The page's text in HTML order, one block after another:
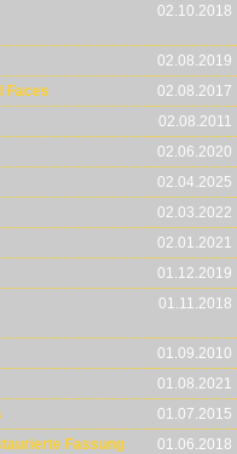
02.10.2018
02.08.2019
Faces
02.08.2017
02.08.2011
02.06.2020
02.04.2025
02.03.2022
02.01.2021
01.12.2019
01.11.2018
01.09.2010
01.08.2021
01.07.2015
Fassung
01.06.2018